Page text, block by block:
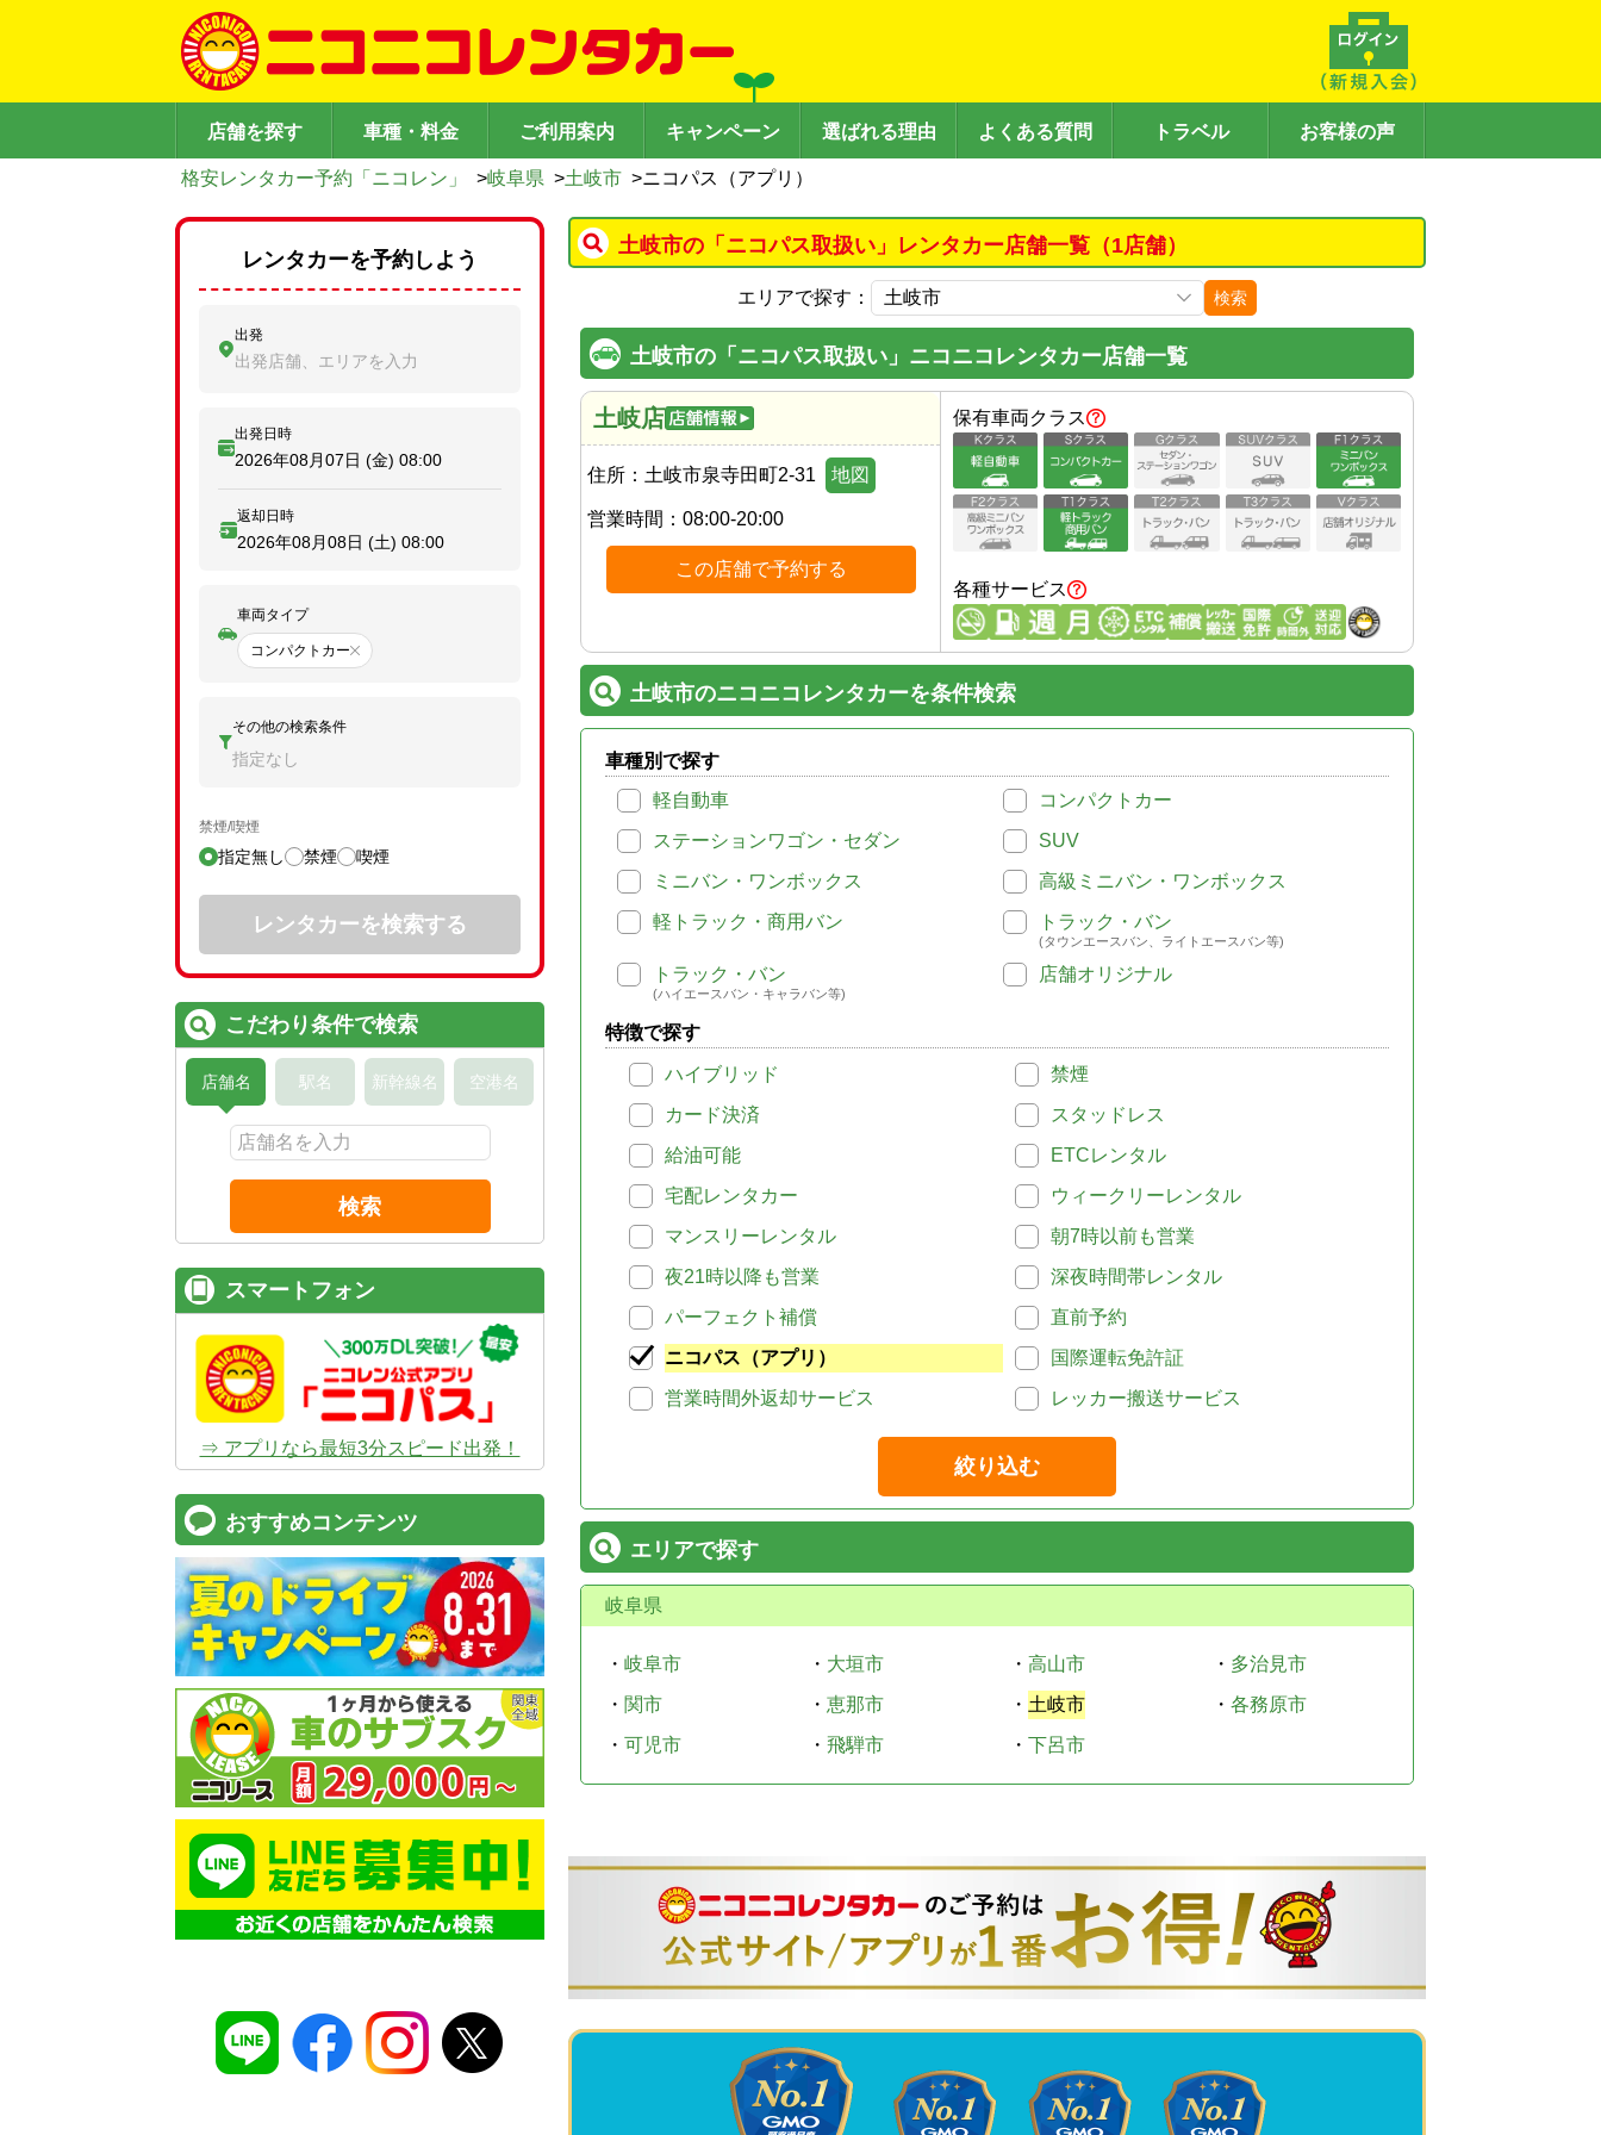
店舗を探す 車種・料金 ご利用案内 キャンペーン 選ばれる理由 よくある質問 トラベル お客様の声
格安レンタカー予約「ニコレン」 >岐阜県 >土岐市 >ニコパス（アプリ）
土岐市の「ニコパス取扱い」レンタカー店舗一覧（1店舗）
エリアで探す： 検索
土岐市の「ニコパス取扱い」ニコニコレンタカー店舗一覧
土岐店
住所： 土岐市泉寺田町2-31 地図
営業時間： 08:00-20:00
この店舗で予約する
保有車両クラス
各種サービス
土岐市のニコニコレンタカーを条件検索
車種別で探す
軽自動車
コンパクトカー
ステーションワゴン・セダン
SUV
ミニバン・ワンボックス
高級ミニバン・ワンボックス
軽トラック・商用バン
トラック・バン
(タウンエースバン、ライトエースバン等)
トラック・バン
(ハイエースバン・キャラバン等)
店舗オリジナル
特徴で探す
ハイブリッド
禁煙
カード決済
スタッドレス
給油可能
ETCレンタル
宅配レンタカー
ウィークリーレンタル
マンスリーレンタル
朝7時以前も営業
夜21時以降も営業
深夜時間帯レンタル
パーフェクト補償
直前予約
ニコパス（アプリ）
国際運転免許証
営業時間外返却サービス
レッカー搬送サービス
絞り込む
エリアで探す
岐阜県
・ 岐阜市 ・ 大垣市 ・ 高山市 ・ 多治見市
・ 関市 ・ 恵那市 ・ 土岐市 ・ 各務原市
・ 可児市 ・ 飛騨市 ・ 下呂市
レンタカーを予約しよう
出発
出発店舗、エリアを入力
出発日時
2026年08月07日 (金) 08:00
返却日時
2026年08月08日 (土) 08:00
車両タイプ
コンパクトカー
その他の検索条件
指定なし
禁煙/喫煙
指定無し 禁煙 喫煙
レンタカーを検索する
こだわり条件で検索
店舗名 駅名 新幹線名 空港名
検索
スマートフォン
⇒ アプリなら最短3分スピード出発！
おすすめコンテンツ